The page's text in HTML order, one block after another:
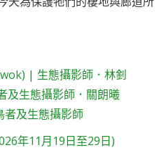
| 生態攝影師．林釗
生態攝影師．關朗曦
及生態攝影師
年11月19日至29日)